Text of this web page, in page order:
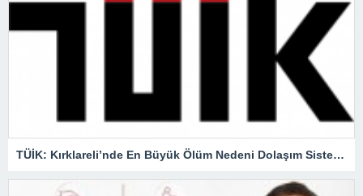
TÜİK: Kırklareli’nde En Büyük Ölüm Nedeni Dolaşım Sistemi Hastalıkları